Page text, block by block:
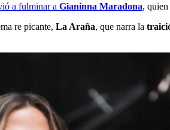
a fulminar a Gianinna Maradona,
re picante, La Araña, que narra la